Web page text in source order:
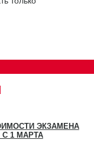
ЭКЗАМЕНА
С 1 МАРТА